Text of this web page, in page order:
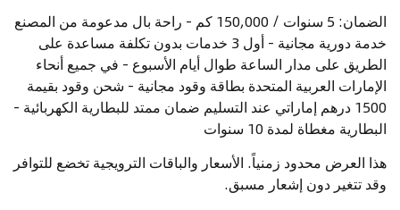
الضمان: 5 سنوات / 150,000 كم - راحة بال مدعومة من المصنع
خدمة دورية مجانية - أول 3 خدمات بدون تكلفة مساعدة على
الطريق على مدار الساعة طوال أيام الأسبوع - في جميع أنحاء
الإمارات العربية المتحدة بطاقة وقود مجانية - شحن وقود بقيمة
1500 درهم إماراتي عند التسليم ضمان ممتد للبطارية الكهربائية -
البطارية مغطاة لمدة 10 سنوات
هذا العرض محدود زمنياً. الأسعار والباقات الترويجية تخضع للتوافر
وقد تتغير دون إشعار مسبق.